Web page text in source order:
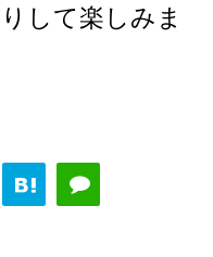
して楽しみま